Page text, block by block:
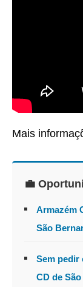
Mais
💼
Armazém
São
Sem pedir
CD de